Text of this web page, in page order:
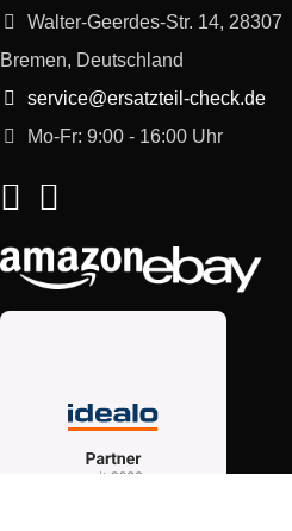
Walter-Geerdes-Str. 14, 28307
Bremen, Deutschland
service@ersatzteil-check.de
Mo-Fr: 9:00 - 16:00 Uhr